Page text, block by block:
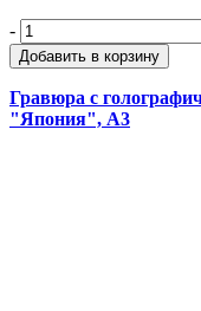
-
Добавить в корзину
Гравюра с
"Япония", А3